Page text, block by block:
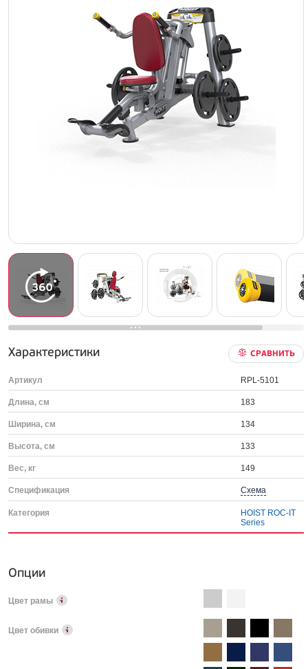
Характеристики СРАВНИТЬ
Артикул RPL-5101
Длина, см 183
Ширина, см 134
Высота, см 133
Вес, кг 149
Спецификация Схема
Категория
HOIST ROC-IT
Series
Опции
Цвет рамы
Цвет обивки